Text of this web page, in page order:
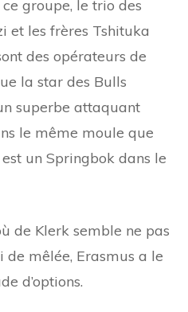
groupe, le trio des
et les frères Tshituka
des opérateurs de
la star des Bulls
superbe attaquant
le même moule que
un Springbok dans le
de Klerk semble ne pas
mêlée, Erasmus a le
d’options.